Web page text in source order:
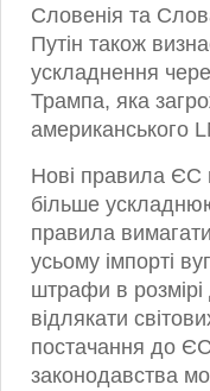
Словенія та
Путін також
ускладнення
Трампа, яка
американського
Нові правила ЄС
більше
правила
усьому імпорті
штрафи в
відлякати
постачання до
законодавства